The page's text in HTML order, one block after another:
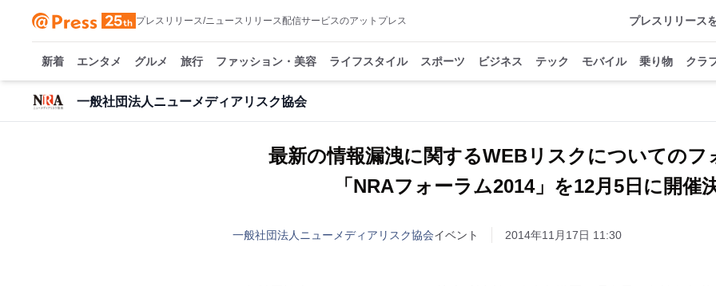
プレスリリース/ニュースリリース配信サービスのアットプレス プレスリリース
新着 エンタメ グルメ 旅行 ファッション・美容 ライフスタイル スポーツ ビジネス テック モバイル 乗り物 クラ
一般社団法人ニューメディアリスク協会
最新の情報漏洩に関するWEBリスクについての
「NRAフォーラム2014」を12月5日に開催
一般社団法人ニューメディアリスク協会イベント 2014年11月17日 11:30